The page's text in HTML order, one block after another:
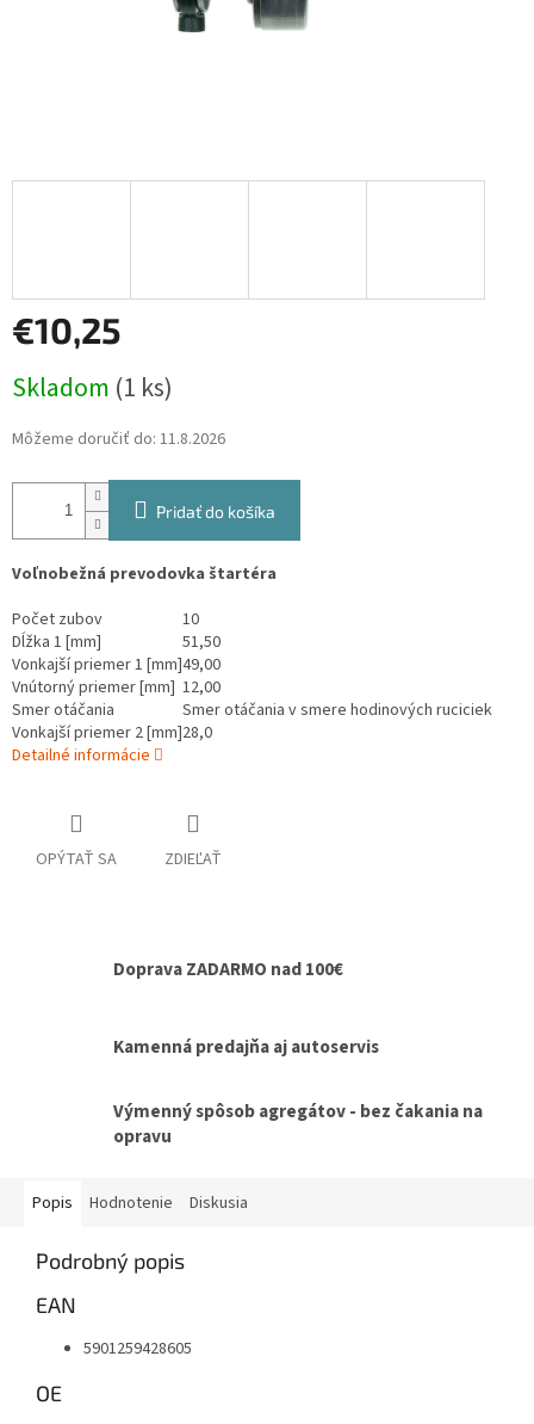
€10,25
cena:
Skladom (1 ks)
Môžeme doručiť do: 11.8.2026
Pridať do košíka
Voľnobežná prevodovka štartéra
Počet zubov
10
Dĺžka 1 [mm]
51,50
Vonkajší priemer 1 [mm]49,00
Vnútorný priemer [mm] 12,00
Smer otáčania
Smer otáčania v smere hodinových ruciciek
Vonkajší priemer 2 [mm]28,0
Detailné informácie
OPÝTAŤ SA ZDIEĽAŤ
Doprava ZADARMO nad 100€
Kamenná predajňa aj autoservis
Výmenný spôsob agregátov - bez čakania na
opravu
Popis Hodnotenie Diskusia
Podrobný popis
EAN
5901259428605
OE